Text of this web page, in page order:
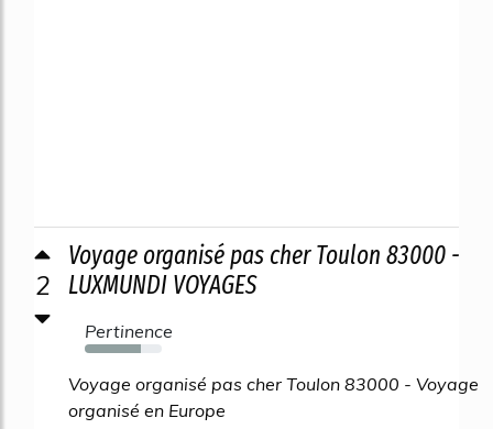
2
Voyage organisé pas cher Toulon 83000 -
LUXMUNDI VOYAGES
Pertinence
73%
Voyage organisé pas cher Toulon 83000 - Voyage
organisé en Europe